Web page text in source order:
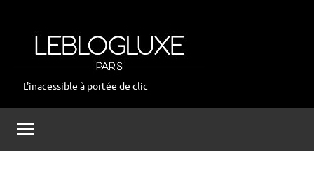
leblogluxe
L'inacessible à portée de clic